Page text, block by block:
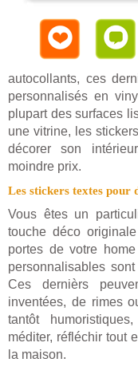
autocollants, ces
personnalisés en
plupart des surfaces
une vitrine, les
décorer son
moindre prix.
Les stickers textes pour
Vous êtes un
touche déco
portes de votre
personnalisables
Ces dernièrs
inventées, de rimes
tantôt
méditer, réfléchir tout
la maison.